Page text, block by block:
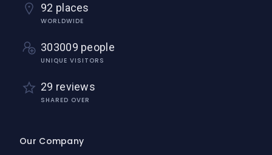
92 places
WORLDWIDE
303009 people
UNIQUE VISITORS
29 reviews
SHARED OVER
Our Company